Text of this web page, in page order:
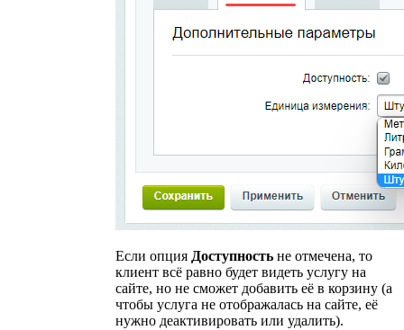
Если опция Доступность не отмечена, то
клиент всё равно будет видеть услугу на
сайте, но не сможет добавить её в корзину (а
чтобы услуга не отображалась на сайте, её
нужно деактивировать или удалить).